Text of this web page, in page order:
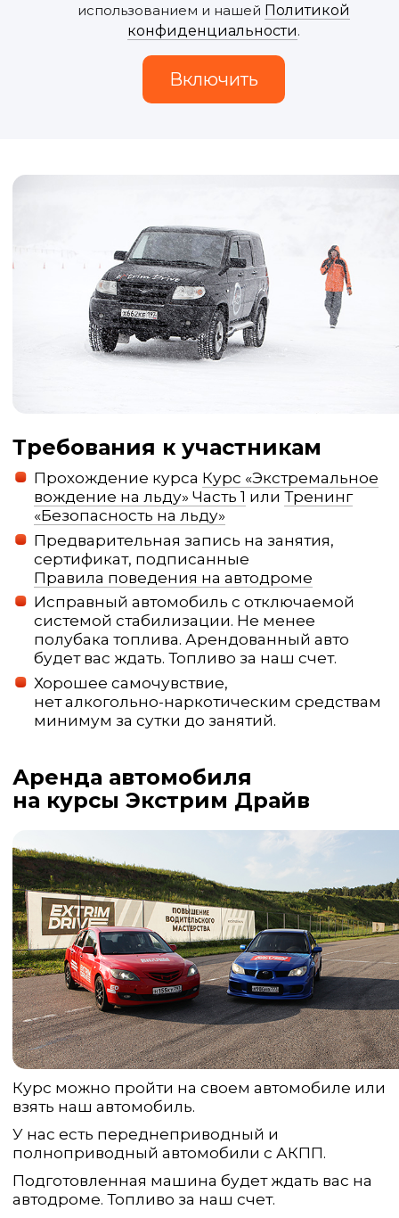
использованием и нашей Политикой
конфиденциальности.
Требования к участникам
Прохождение курса Курс «Экстремальное
вождение на льду» Часть 1 илиТренинг
«Безопасность на льду»
Предварительная запись на занятия,
сертификат, подписанные
Правила поведения на автодроме
Исправный автомобиль с отключаемой
системой стабилизации. Не менее
полубака топлива. Арендованный авто
будет вас ждать. Топливо за наш счет.
Хорошее самочувствие,
нет алкогольно-наркотическим средствам
минимум за сутки до занятий.
Аренда автомобиля
на курсы Экстрим Драйв
Курс можно пройти на своем автомобиле или
взять наш автомобиль.
У нас есть переднеприводный и
полноприводный автомобили с АКПП.
Подготовленная машина будет ждать вас на
автодроме. Топливо за наш счет.